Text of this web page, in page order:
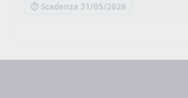
⏱ Scadenza 31/05/2026